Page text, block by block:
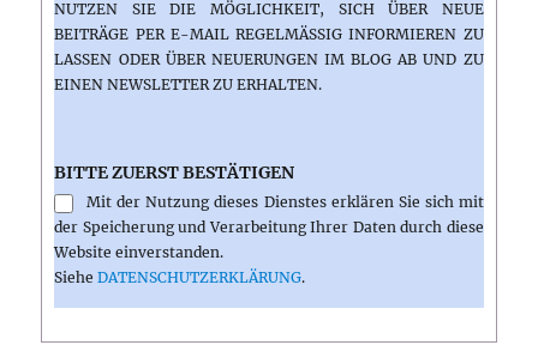
NUTZEN SIE DIE MÖGLICHKEIT, SICH ÜBER NEUE
BEITRÄGE PER E-MAIL REGELMÄSSIG INFORMIEREN ZU L
ASSEN ODER ÜBER NEUERUNGEN IM BLOG AB UND ZU E
INEN NEWSLETTER ZU ERHALTEN.
BITTE ZUERST BESTÄTIGEN
Mit der Nutzung dieses Dienstes erklären Sie sich mit
der Speicherung und Verarbeitung Ihrer Daten durch diese
Website einverstanden.
SieheDATENSCHUTZERKLÄRUNG.